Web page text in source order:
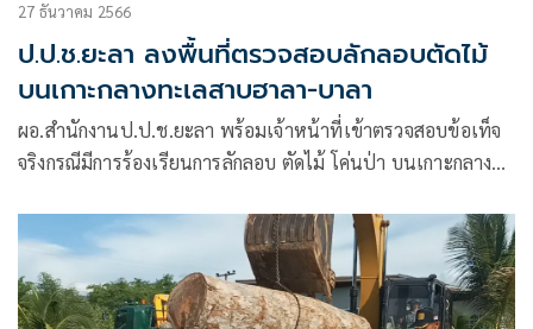
27 ธันวาคม 2566
ป.ป.ช.ยะลา ลงพื้นที่ตรวจสอบลักลอบตัดไม้
บนเกาะกลางทะเลสาบฮาลา-บาลา
ผอ.สำนักงานป.ป.ช.ยะลา พร้อมเจ้าหน้าที่เข้าตรวจสอบข้อเท็จ
จริงกรณีมีการร้องเรียนการลักลอบ ตัดไม้ โค่นป่า บนเกาะกลาง
โค่นด้วยเครื่องเลื่อยโซ่ยนต์ ล้มคาตอ เป็นจำนวนมาก